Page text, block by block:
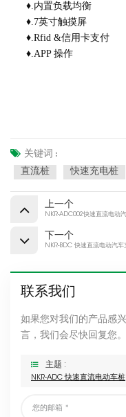
♦.内置负载均衡
♦.7英寸触摸屏
♦.Rfid &信用卡支付
♦.APP 操作
关键词 :
直流桩 快速充电桩
上一个
NKR-ADC002快速直流电动
下一个
NKR-BDC 快速直流电动汽车
联系我们
如果您对我们的产品感
言，我们会尽快回复您。
主题 :
NKR-ADC 快速直流电动车桩